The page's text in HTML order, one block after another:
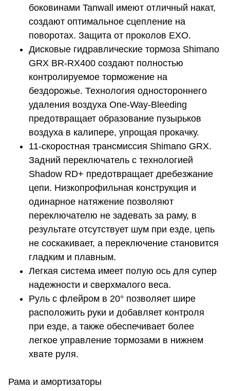
боковинами Tanwall имеют отличный накат,
создают оптимальное сцепление на
поворотах. Защита от проколов EXO.
Дисковые гидравлические тормоза Shimano
GRX BR-RX400 создают полностью
контролируемое торможение на
бездорожье. Технология одностороннего
удаления воздуха One-Way-Bleeding
предотвращает образование пузырьков
воздуха в калипере, упрощая прокачку.
11-скоростная трансмиссия Shimano GRX.
Задний переключатель с технологией
Shadow RD+ предотвращает дребезжание
цепи. Низкопрофильная конструкция и
одинарное натяжение позволяют
переключателю не задевать за раму, в
результате отсутствует шум при езде, цепь
не соскакивает, а переключение становится
гладким и плавным.
Легкая система имеет полую ось для супер
надежности и сверхмалого веса.
Руль с флейром в 20° позволяет шире
расположить руки и добавляет контроля
при езде, а также обеспечивает более
легкое управление тормозами в нижнем
хвате руля.
Рама и амортизаторы